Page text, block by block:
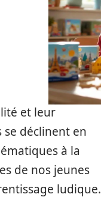
et leur
déclinent en
à la
de nos jeunes
ludique.